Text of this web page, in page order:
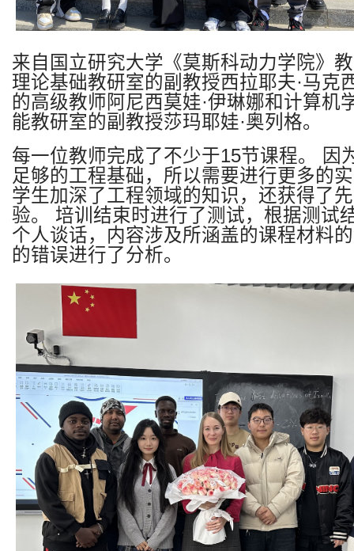
来自国立研究大学《莫斯科动力学院》
理论基础教研室的副教授西拉耶夫·马克
的高级教师阿尼西莫娃·伊琳娜和计算机
能教研室的副教授莎玛耶娃·奥列格。
每一位教师完成了不少于15节课程。
因
足够的工程基础，所以需要进行更多的
学生加深了工程领域的知识，还获得了
验。
培训结束时进行了测试，根据测试
个人谈话，内容涉及所涵盖的课程材料
的错误进行了分析。